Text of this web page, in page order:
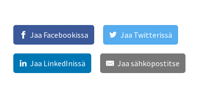
Jaa Facebookissa Jaa Twitterissä
Jaa LinkedInissä Jaa sähköpostitse